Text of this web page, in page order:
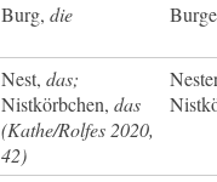
Burg, die
Nest, das;
Nistkörbchen, das
(Kathe/Rolfes 2020,
42)